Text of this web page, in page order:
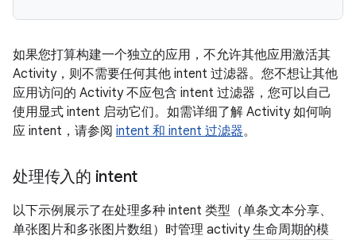
如果您打算构建一个独立的应用，不允许其他应用激活其
Activity，则不需要任何其他 intent 过滤器。您不想让其他
应用访问的 Activity 不应包含 intent 过滤器，您可以自己
使用显式 intent 启动它们。如需详细了解 Activity 如何响
应 intent，请参阅 intent 和 intent 过滤器。
处理传入的 intent
以下示例展示了在处理多种 intent 类型（单条文本分享、
单张图片和多张图片数组）时管理 activity 生命周期的模